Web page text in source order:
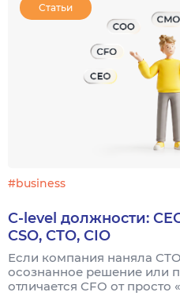
Статьи
#business
C-level должности:
CSO, CTO, CIO
Если компания наняла
осознанное решение или
отличается CFO от просто